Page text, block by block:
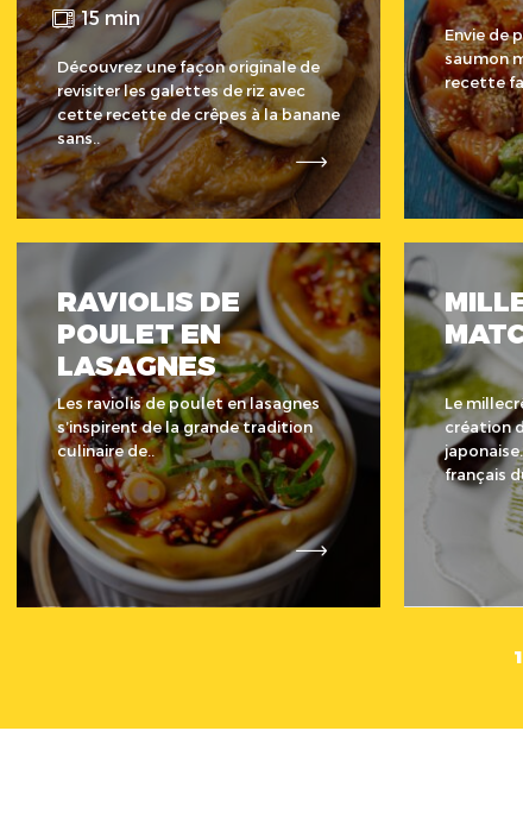
15 min
Découvrez une façon originale de
revisiter les galettes de riz avec
cette recette de crêpes à la banane
sans..
Envie de
saumon
recette
RAVIOLIS DE
POULET EN
LASAGNES
Les raviolis de poulet en lasagnes
s’inspirent de la grande tradition
culinaire de..
Le
création
français
1